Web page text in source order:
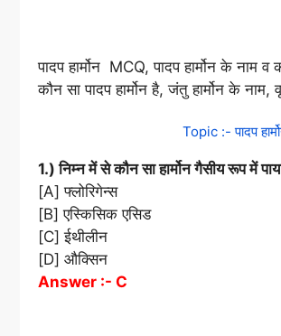
पादप हार्मोन MCQ, पादप हार्मोन के नाम व
कौन सा पादप हार्मोन है, जंतु हार्मोन के नाम,
Topic :- पादप हार्मोन
1.) निम्न में से कौन सा हार्मोन गैसीय रूप में
[A] फ्लोरिगेन्स
[B] एस्किसिक एसिड
[C] ईथीलीन
[D] औक्सिन
Answer :- C